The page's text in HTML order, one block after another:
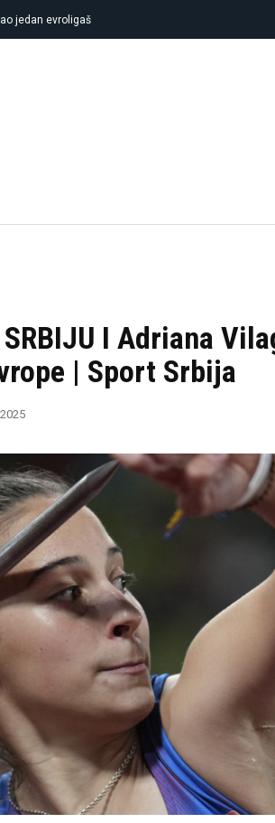
jedan evroligaš
SRBIJU I Adriana
| Sport Srbija